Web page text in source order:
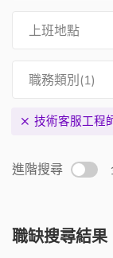
上班地點
職務類別(1)
技術客服工程
進階搜尋
職缺搜尋結果